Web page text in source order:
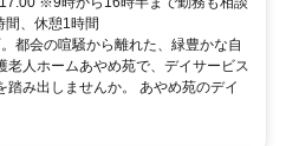
間、休憩1時間
都会の喧騒から離れた、緑豊かな自
老人ホームあやめ苑で、デイサービス
み出しませんか。 あやめ苑のデイ